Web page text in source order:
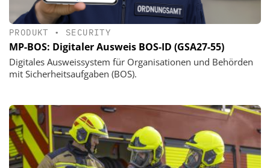
PRODUKT • SECURITY
MP-BOS: Digitaler Ausweis BOS-ID (GSA27-55)
Digitales Ausweissystem für Organisationen und Behörden
mit Sicherheitsaufgaben (BOS).